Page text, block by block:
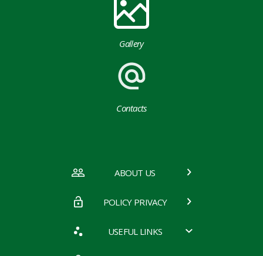
Gallery
Contacts
ABOUT US
POLICY PRIVACY
USEFUL LINKS